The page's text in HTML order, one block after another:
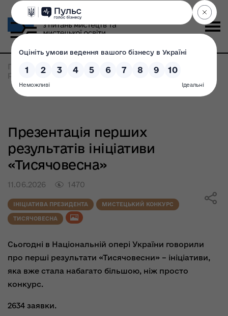
Головна Всі новини >
Презентація перших
результатів ініціативи «Тисячовесна»
Презентація перших
результатів ініціативи
«Тисячовесна»
11.06.2026 1470
ІНІЦІАТИВА ПРЕЗИДЕНТА МИСТЕЦЬКИЙ КОНКУРС
ТИСЯЧОВЕСНА
Сьогодні в Національній опері України говорили
про перші результати «Тисячовесни» – ініціативи,
яка вже стала набагато більшою, ніж просто
конкурс.
2634 заявки.